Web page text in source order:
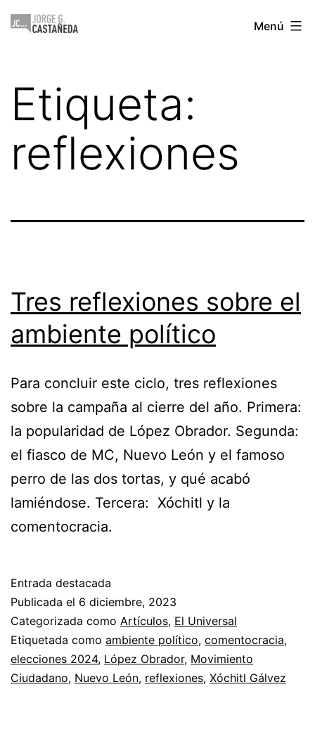
Saltar
Jorge
Menú
Etiqueta:
reflexiones
Tres reflexiones sobre el
ambiente político
Para concluir este ciclo, tres reflexiones
sobre la campaña al cierre del año. Primera:
la popularidad de López Obrador. Segunda:
el fiasco de MC, Nuevo León y el famoso
perro de las dos tortas, y qué acabó
lamiéndose. Tercera: Xóchitl y la
comentocracia.
Entrada destacada
Publicada el 6 diciembre, 2023
Categorizada como Artículos, El Universal
Etiquetada como ambiente político, comentocracia,
elecciones 2024, López Obrador, Movimiento
Ciudadano, Nuevo León, reflexiones, Xóchitl Gálvez